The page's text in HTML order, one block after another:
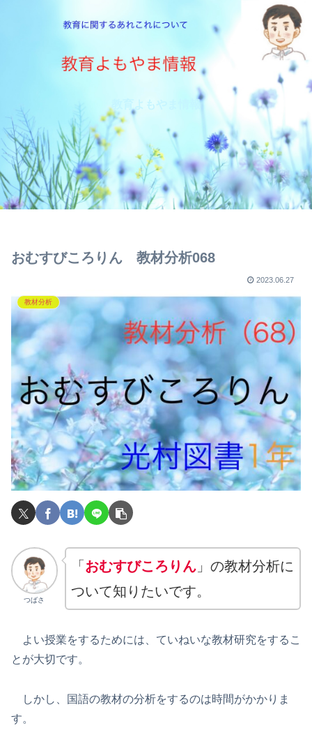
教育よもやま情報
おむすびころりん 教材分析068
2023.06.27
教材分析
つばさ
「 おむすびころりん」の教材分析に
ついて知りたいです。
よい授業をするためには、ていねいな教材研究をするこ
とが大切です。
しかし、国語の教材の分析をするのは時間がかかりま
す。